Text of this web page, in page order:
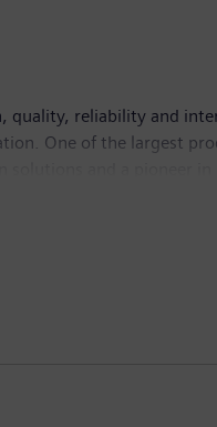
quality, reliability and
One of the largest
AG, the company is